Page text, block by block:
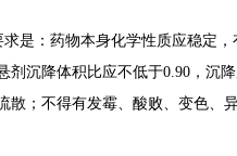
是：药物本身化学性质应稳定
沉降体积比应不低于0.90，沉
；不得有发霉、酸败、变色、